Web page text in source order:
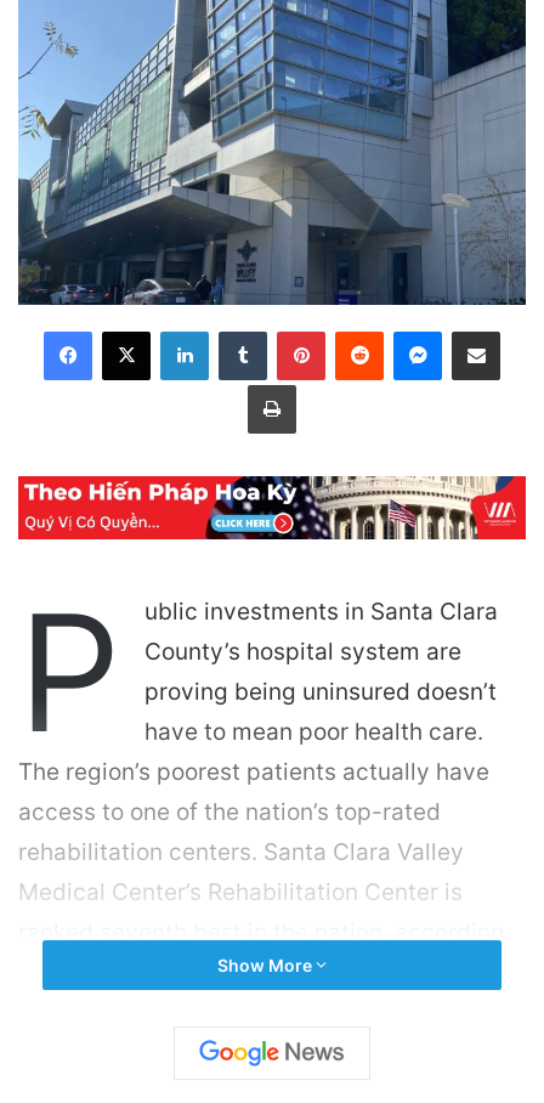
LinkedInTumblr PinterestReddit Messenger
Share via Email
Print
P
ublic investments in Santa Clara
County’s hospital system are
proving being uninsured doesn’t
have to mean poor health care.
The region’s poorest patients actually have
access to one of the nation’s top-rated
rehabilitation centers. Santa Clara Valley
Medical Center’s Rehabilitation Center is
to the 2025-26 U.S. News & World Report,
Valley Medical Center also received high
Show More